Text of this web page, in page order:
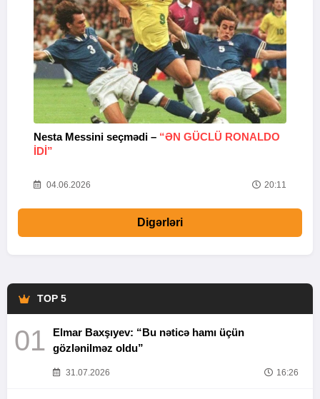
Nesta Messini seçmədi – “ƏN GÜCLÜ RONALDO
IDI”
04.06.2026 20:11
Digərləri
TOP 5
01
Elmar Baxşıyev: “Bu nəticə hamı üçün
gözlənilməz oldu”
31.07.2026 16:26